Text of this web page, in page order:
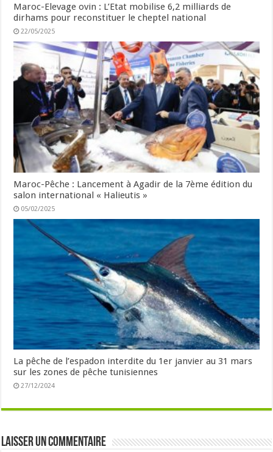
Maroc-Elevage ovin : L’Etat mobilise 6,2 milliards de
dirhams pour reconstituer le cheptel national
22/05/2025
Maroc-Pêche : Lancement à Agadir de la 7ème édition du
salon international « Halieutis »
05/02/2025
La pêche de l’espadon interdite du 1er janvier au 31 mars
sur les zones de pêche tunisiennes
27/12/2024
Laisser un commentaire